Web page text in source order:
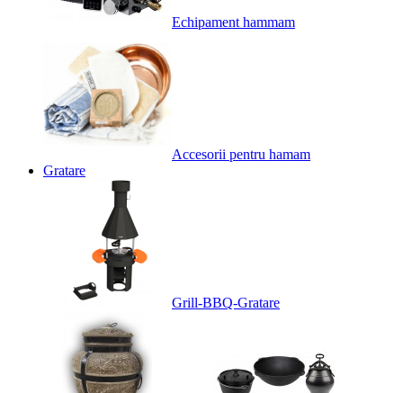
Echipament hammam
Accesorii pentru hamam
Gratare
Grill-BBQ-Gratare